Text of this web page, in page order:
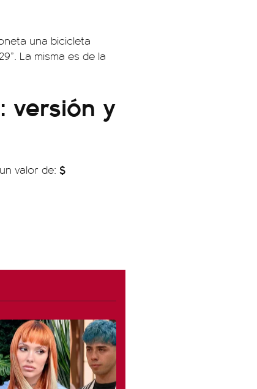
una bicicleta
La misma es de la
versión y
valor de: $